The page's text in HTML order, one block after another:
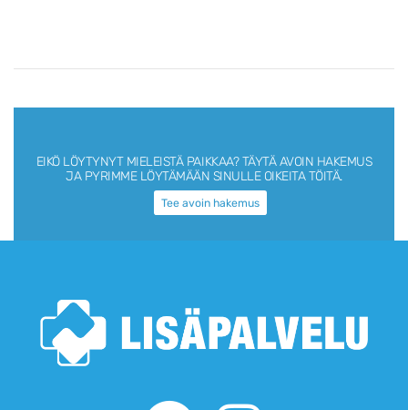
EIKÖ LÖYTYNYT MIELEISTÄ PAIKKAA?TÄYTÄ AVOIN HAKEMUS
JA PYRIMME LÖYTÄMÄÄN SINULLE OIKEITA TÖITÄ.
Tee avoin hakemus